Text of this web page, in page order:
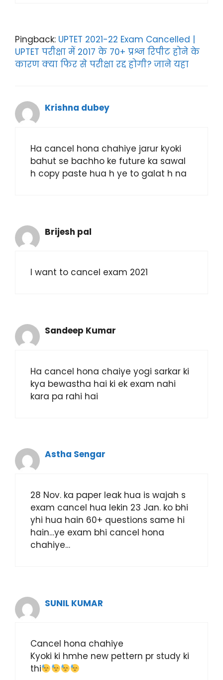
Pingback: UPTET 2021-22 Exam Cancelled |
UPTET परीक्षा में 2017 के 70+ प्रश्न रिपीट होने के
कारण क्या फिर से परीक्षा रद्द होगी? जाने यहा
Krishna dubey
Ha cancel hona chahiye jarur kyoki
bahut se bachho ke future ka sawal
h copy paste hua h ye to galat h na
Brijesh pal
I want to cancel exam 2021
Sandeep Kumar
Ha cancel hona chaiye yogi sarkar ki
kya bewastha hai ki ek exam nahi
kara pa rahi hai
Astha Sengar
28 Nov. ka paper leak hua is wajah s
exam cancel hua lekin 23 Jan. ko bhi
yhi hua hain 60+ questions same hi
hain…ye exam bhi cancel hona
chahiye…
SUNIL KUMAR
Cancel hona chahiye
Kyoki ki hmhe new pettern pr study ki
thi